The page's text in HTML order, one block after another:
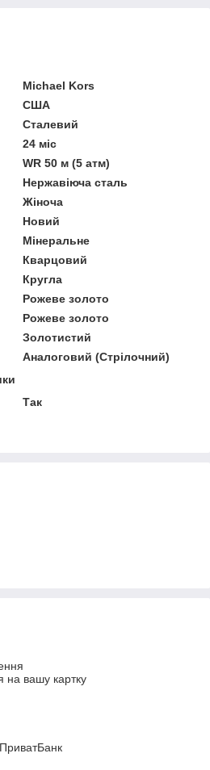
Michael Kors
США
Сталевий
24 міс
WR 50 м (5 атм)
Нержавіюча сталь
Жіноча
Новий
Мінеральне
Кварцовий
Кругла
Рожеве золото
Рожеве золото
Золотистий
Аналоговий (Стрілочний)
Так
на вашу картку